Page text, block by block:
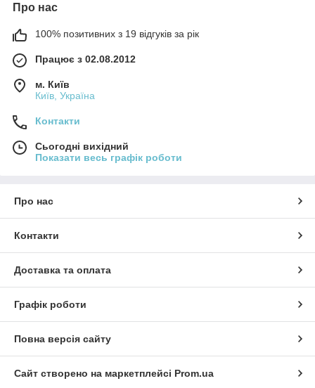
Про нас
100% позитивних з 19 відгуків за рік
Працює з 02.08.2012
м. Київ
Київ, Україна
Контакти
Сьогодні вихідний
Показати весь графік роботи
Про нас
Контакти
Доставка та оплата
Графік роботи
Повна версія сайту
Сайт створено на маркетплейсі Prom.ua